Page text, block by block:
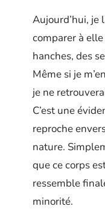
Aujourd’hui, je
comparer à elle
hanches, des
Même si je
je ne
C’est une
reproche
nature.
que ce corps
ressemble
minorité.